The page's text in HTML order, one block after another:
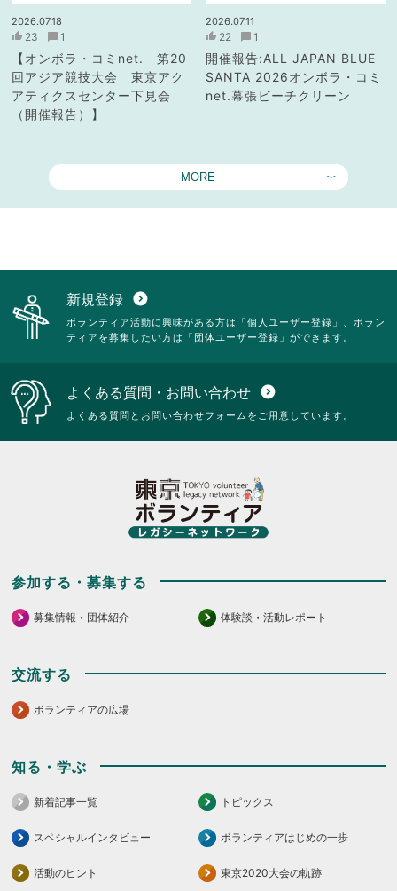
2026.07.18
23 1
【オンボラ・コミnet. 第20
回アジア競技大会 東京アク
アティクスセンター下見会
（開催報告）】
2026.07.11
22 1
開催報告:ALL JAPAN BLUE
SANTA 2026オンボラ・コミ
net.幕張ビーチクリーン
MORE
新規登録 expand_circle_down
ボランティア活動に興味がある方は「個人ユーザー登録」、ボラン
ティアを募集したい方は「団体ユーザー登録」ができます。
よくある質問・お問い合わせ expand_circle_down
よくある質問とお問い合わせフォームをご用意しています。
参加する・募集する
募集情報・団体紹介 体験談・活動レポート
交流する
ボランティアの広場
知る・学ぶ
新着記事一覧 トピックス
スペシャルインタビュー ボランティアはじめの一歩
活動のヒント
東京2020大会の軌跡